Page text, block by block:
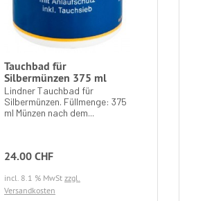
Tauchbad für
Silbermünzen 375 ml
Lindner Tauchbad für
Silbermünzen. Füllmenge: 375
ml Münzen nach dem...
24.00 CHF
incl. 8.1 % MwSt zzgl.
Versandkosten